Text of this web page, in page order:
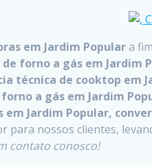
em Jardim Populara
forno a gás em
técnica de cooktop em
a gás em Jardim
Jardim Popular,
para nossos clientes,
contato conosco!